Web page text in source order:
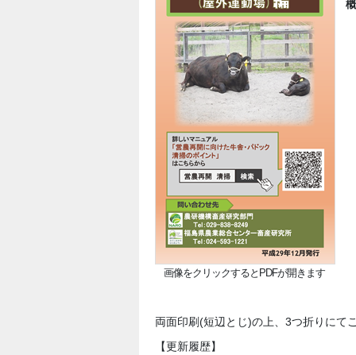
画像をクリックするとPDFが開きます
両面印刷(短辺とじ)の上、3つ折りにて
【更新履歴】